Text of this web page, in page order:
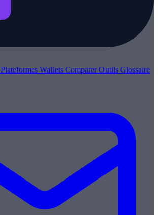
Plateformes Wallets ComparerOutils Glossaire